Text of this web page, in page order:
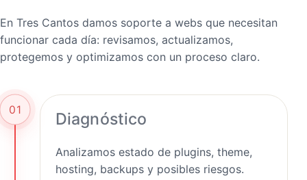
En Tres Cantos damos soporte a webs que necesitan
funcionar cada día: revisamos, actualizamos,
protegemos y optimizamos con un proceso claro.
01 Diagnóstico
Analizamos estado de plugins, theme,
hosting, backups y posibles riesgos.